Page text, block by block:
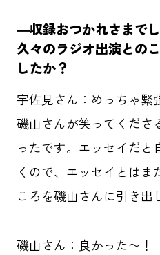
―収録おつかれさまで
久々のラジオ出演との
したか？
宇佐見さん：めっちゃ
磯山さんが笑ってくださ
ったです。エッセイだ
くので、エッセイとはま
ころを磯山さんに引き出
磯山さん：良かった〜